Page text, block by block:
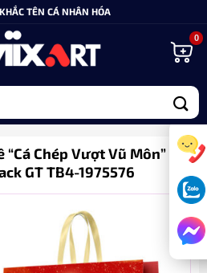
TÊN CÁ NHÂN HÓA
Chép Vượt Vũ Môn”
GT TB4-1975576